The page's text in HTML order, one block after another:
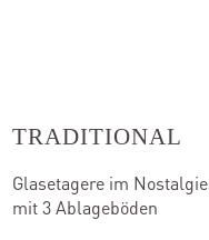
TRADITIONAL
Glasetagere im
mit 3 Ablageböden